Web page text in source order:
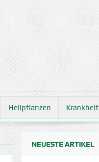
Heilpflanzen Krankheit
NEUESTE ARTIKEL